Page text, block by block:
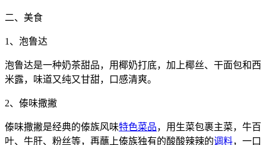
二、美食
1、泡鲁达
泡鲁达是一种奶茶甜品，用椰奶打底，加上椰丝、干面包和西
米露，味道又纯又甘甜，口感清爽。
2、傣味撒撇
傣味撒撇是经典的傣族风味特色菜品，用生菜包裹主菜，牛百
叶、牛肝、粉丝等，再蘸上傣族独有的酸酸辣辣的调料，一口